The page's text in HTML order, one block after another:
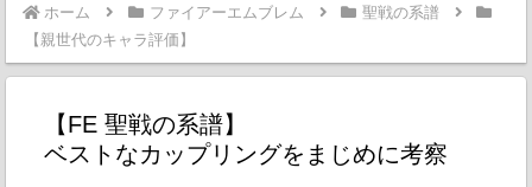
ホーム ファイアーエムブレム
聖戦の系譜
【親世代のキャラ評価】
【FE 聖戦の系譜】
ベストなカップリングをまじめに考察